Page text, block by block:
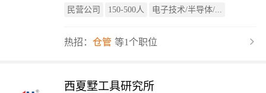
民营公司 150-500人 电子技术/半导体/...
热招： 仓管 等1个职位
西夏墅工具研究所